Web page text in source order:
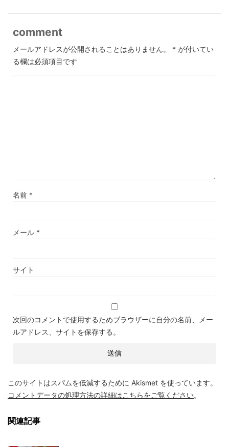
comment
メールアドレスが公開されることはありません。 * が付いてい
る欄は必須項目です
名前 *
メール *
サイト
次回のコメントで使用するためブラウザーに自分の名前、メー
ルアドレス、サイトを保存する。
このサイトはスパムを低減するために Akismet を使っています。
コメントデータの処理方法の詳細はこちらをご覧ください。
関連記事